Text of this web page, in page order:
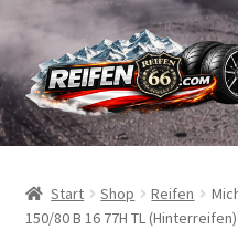
Zur
Navigation
springen
Zum
Inhalt
springen
Reifen
Schläuche
Start Shop Reifen
150/80 B 16 77H TL (Hinterreifen)